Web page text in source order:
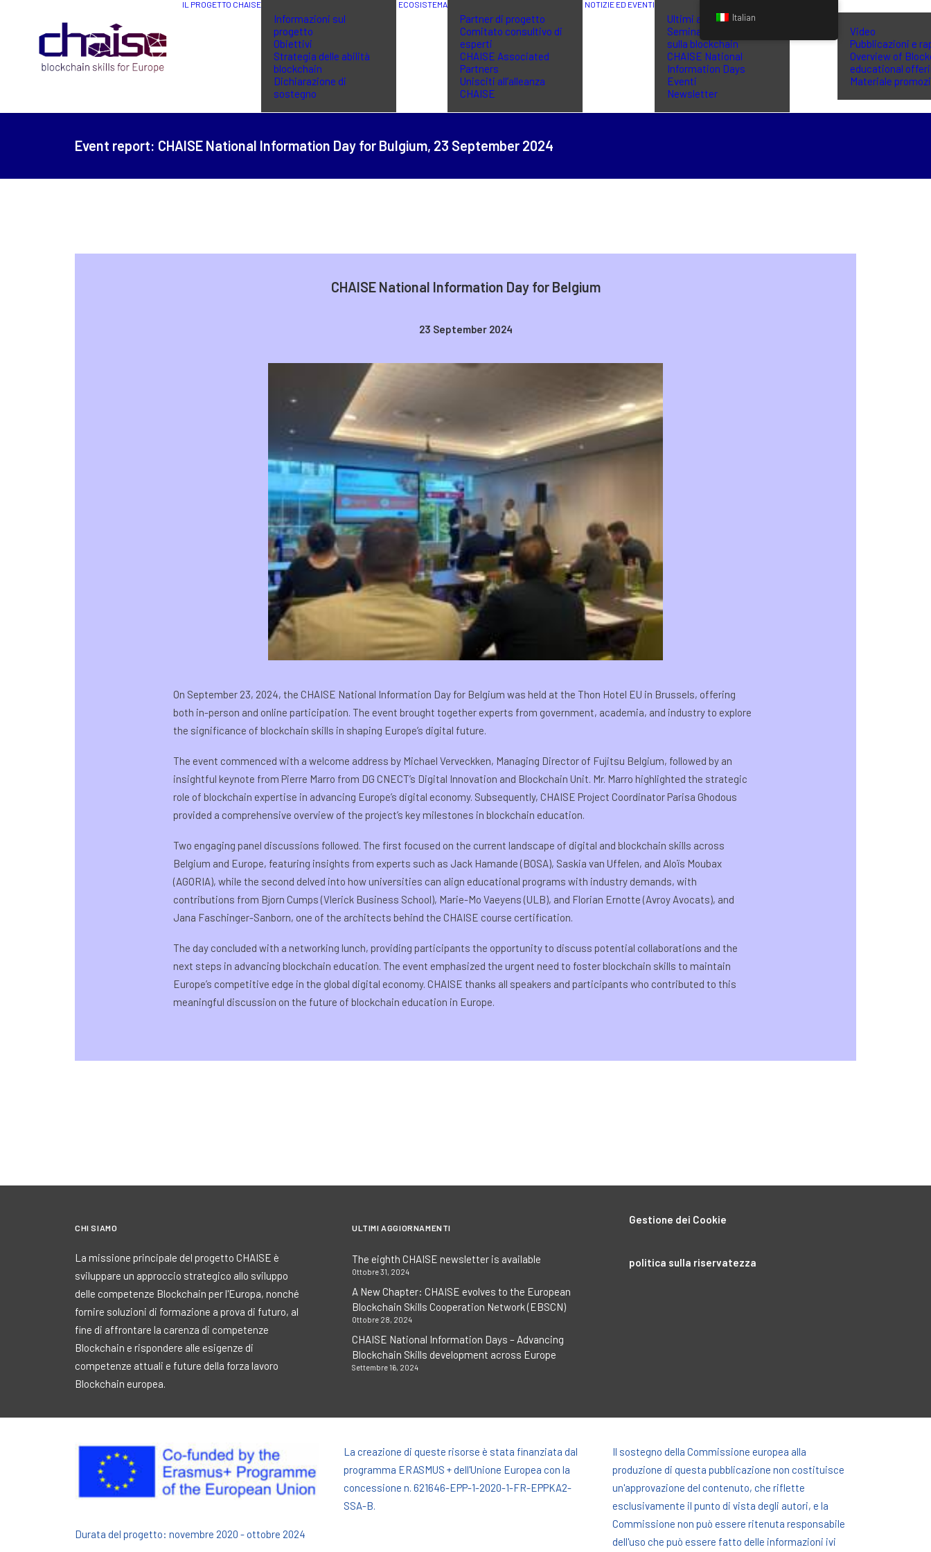
IL PROGETTO CHAISE
Informazioni sul
progetto
Obiettivi
Strategia delle abilità
blockchain
Dichiarazione di
sostegno
ECOSISTEMA
Partner di progetto
Comitato consultivo di
esperti
CHAISE Associated
Partners
Unisciti all’alleanza
CHAISE
NOTIZIE ED EVENTI
Ultimi aggiornamenti
Seminari di formazione
sulla blockchain
CHAISE National
Information Days
Eventi
Newsletter
Video
Pubblicazioni e
Overview of
educational
Materiale
Event report: CHAISE National Information Day for Bulgium, 23 September 2024
CHAISE National Information Day for Belgium
23 September 2024
On September 23, 2024, the CHAISE National Information Day for Belgium was held at the Thon Hotel EU in Brussels, offering
both in-person and online participation. The event brought together experts from government, academia, and industry to explore
the significance of blockchain skills in shaping Europe’s digital future.
The event commenced with a welcome address by Michael Verveckken, Managing Director of Fujitsu Belgium, followed by an
insightful keynote from Pierre Marro from DG CNECT’s Digital Innovation and Blockchain Unit. Mr. Marro highlighted the strategic
role of blockchain expertise in advancing Europe’s digital economy. Subsequently, CHAISE Project Coordinator Parisa Ghodous
provided a comprehensive overview of the project’s key milestones in blockchain education.
Two engaging panel discussions followed. The first focused on the current landscape of digital and blockchain skills across
Belgium and Europe, featuring insights from experts such as Jack Hamande (BOSA), Saskia van Uffelen, and Aloïs Moubax
(AGORIA), while the second delved into how universities can align educational programs with industry demands, with
contributions from Bjorn Cumps (Vlerick Business School), Marie-Mo Vaeyens (ULB), and Florian Ernotte (Avroy Avocats), and
Jana Faschinger-Sanborn, one of the architects behind the CHAISE course certification.
The day concluded with a networking lunch, providing participants the opportunity to discuss potential collaborations and the
next steps in advancing blockchain education. The event emphasized the urgent need to foster blockchain skills to maintain
Europe’s competitive edge in the global digital economy. CHAISE thanks all speakers and participants who contributed to this
meaningful discussion on the future of blockchain education in Europe.
CHI SIAMO
La missione principale del progetto CHAISE è
sviluppare un approccio strategico allo sviluppo
delle competenze Blockchain per l'Europa, nonché
fornire soluzioni di formazione a prova di futuro, al
fine di affrontare la carenza di competenze
Blockchain e rispondere alle esigenze di
competenze attuali e future della forza lavoro
Blockchain europea.
ULTIMI AGGIORNAMENTI
The eighth CHAISE newsletter is available
Ottobre 31, 2024
A New Chapter: CHAISE evolves to the European
Blockchain Skills Cooperation Network (EBSCN)
Ottobre 28, 2024
CHAISE National Information Days – Advancing
Blockchain Skills development across Europe
Settembre 16, 2024
Gestione dei Cookie
politica sulla riservatezza
Durata del progetto: novembre 2020 - ottobre 2024
La creazione di queste risorse è stata finanziata dal
programma ERASMUS + dell'Unione Europea con la
concessione n. 621646-EPP-1-2020-1-FR-EPPKA2-
SSA-B.
Il sostegno della Commissione europea alla
produzione di questa pubblicazione non costituisce
un'approvazione del contenuto, che riflette
esclusivamente il punto di vista degli autori, e la
Commissione non può essere ritenuta responsabile
dell'uso che può essere fatto delle informazioni ivi
Italian